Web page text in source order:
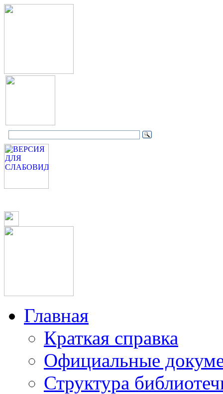
Главная
Краткая справка
Официальные
Структура